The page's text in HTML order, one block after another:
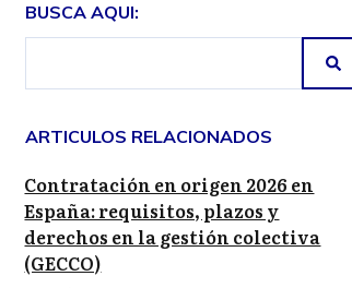
BUSCA AQUI:
ARTICULOS RELACIONADOS
Contratación en origen 2026 en
España: requisitos, plazos y
derechos en la gestión colectiva
(GECCO)